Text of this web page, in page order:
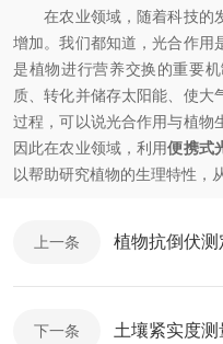
在农业领域，随着科技的
增加。我们都知道，光合作用
是植物进行营养交换的重要
质、转化并储存太阳能、使大
过程，可以说光合作用与植物
因此在农业领域，利用便携式
以帮助研究植物的生理特性，
上一条 植物抗倒伏
下一条